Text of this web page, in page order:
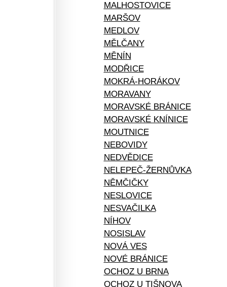
MALHOSTOVICE
MARŠOV
MEDLOV
MĚLČANY
MĚNÍN
MODŘICE
MOKRÁ-HORÁKOV
MORAVANY
MORAVSKÉ BRÁNICE
MORAVSKÉ KNÍNICE
MOUTNICE
NEBOVIDY
NEDVĚDICE
NELEPEČ-ŽERNŮVKA
NĚMČIČKY
NESLOVICE
NESVAČILKA
NÍHOV
NOSISLAV
NOVÁ VES
NOVÉ BRÁNICE
OCHOZ U BRNA
OCHOZ U TIŠNOVA